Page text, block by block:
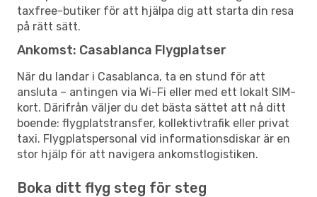
taxfree-butiker för att hjälpa dig att starta din resa
på rätt sätt.
Ankomst: Casablanca Flygplatser
När du landar i Casablanca, ta en stund för att
ansluta – antingen via Wi-Fi eller med ett lokalt SIM-
kort. Därifrån väljer du det bästa sättet att nå ditt
boende: flygplatstransfer, kollektivtrafik eller privat
taxi. Flygplatspersonal vid informationsdiskar är en
stor hjälp för att navigera ankomstlogistiken.
Boka ditt flyg steg för steg